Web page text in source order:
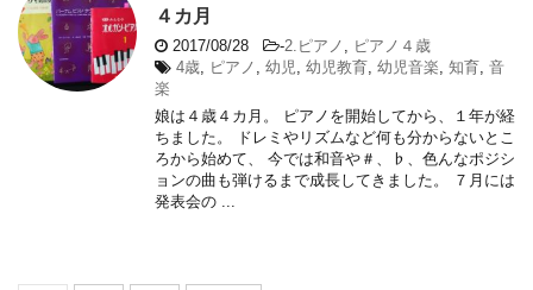
４カ月
2017/08/28 -2.ピアノ , ピアノ４歳
4歳, ピアノ , 幼児, 幼児教育, 幼児音楽, 知育, 音
楽
娘は４歳４カ月。 ピアノを開始してから、１年が経
ちました。 ドレミやリズムなど何も分からないとこ
ろから始めて、 今では和音や＃、♭、色んなポジシ
ョンの曲も弾けるまで成長してきました。 ７月には
発表会の ...